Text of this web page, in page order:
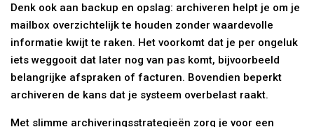
Denk ook aan backup en opslag: archiveren helpt je om je
mailbox overzichtelijk te houden zonder waardevolle
informatie kwijt te raken. Het voorkomt dat je per ongeluk
iets weggooit dat later nog van pas komt, bijvoorbeeld
belangrijke afspraken of facturen. Bovendien beperkt
archiveren de kans dat je systeem overbelast raakt.
Met slimme archiveringsstrategieën zorg je voor een